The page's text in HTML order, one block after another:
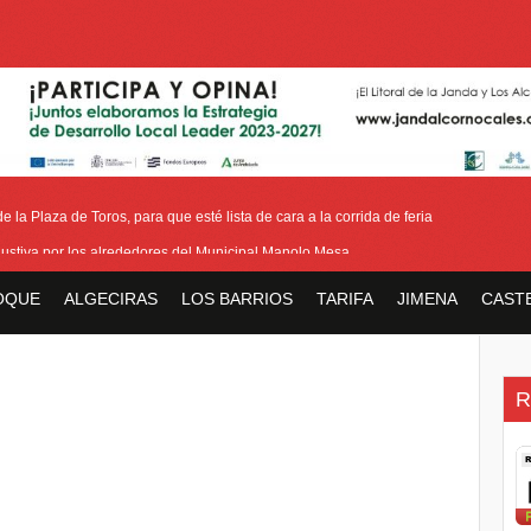
la Plaza de Toros, para que esté lista de cara a la corrida de feria
por los alrededores del Municipal Manolo Mesa
ALGECIRAS LOS BARRIOS TARIFA JIMENA